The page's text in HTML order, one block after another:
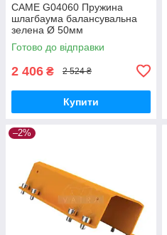
CAME G04060 Пружина
шлагбаума балансувальна
зелена Ø 50мм
Готово до відправки
2 406 ₴ 2 524 ₴
Купити
–2%